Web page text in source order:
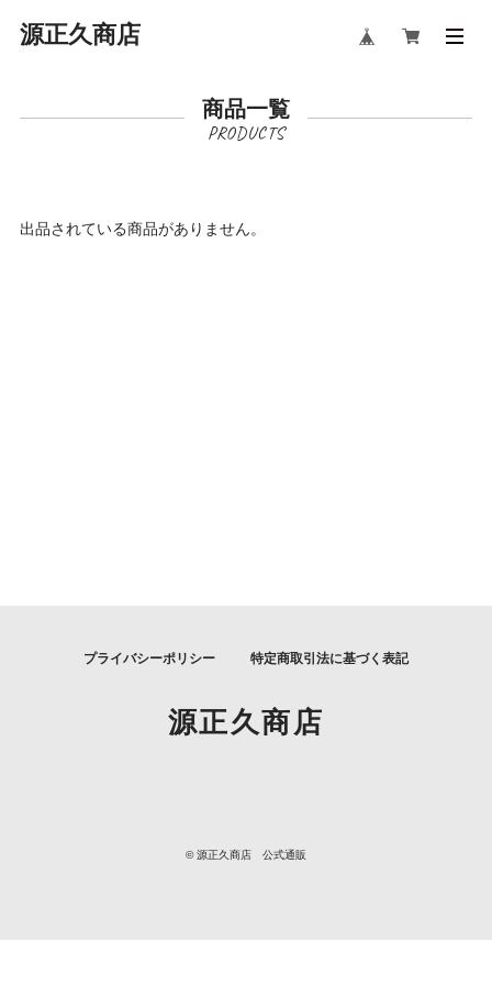
源正久商店
商品一覧
出品されている商品がありません。
プライバシーポリシー 特定商取引法に基づく表記
源正久商店
© 源正久商店 公式通販